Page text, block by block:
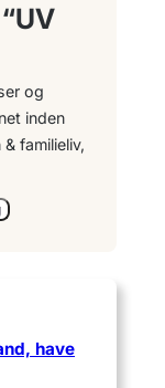
og
inden
familieliv,
have